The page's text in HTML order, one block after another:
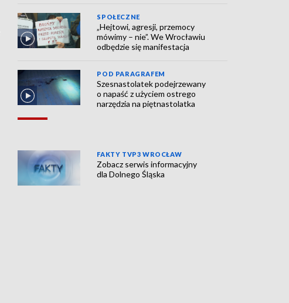
SPOŁECZNE
„Hejtowi, agresji, przemocy
mówimy – nie”. We Wrocławiu
odbędzie się manifestacja
POD PARAGRAFEM
Szesnastolatek podejrzewany
o napaść z użyciem ostrego
narzędzia na piętnastolatka
FAKTY TVP3 WROCŁAW
Zobacz serwis informacyjny
dla Dolnego Śląska